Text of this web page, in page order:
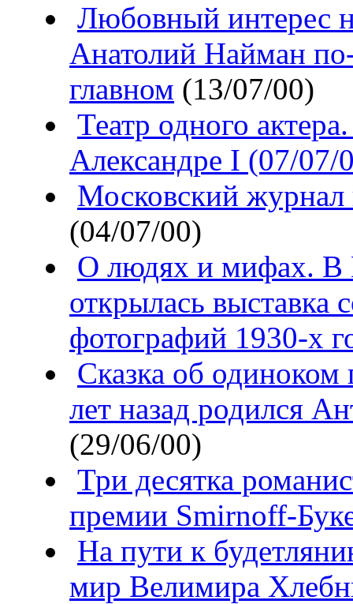
Любовный интерес
Анатолий Найман
главном (13/07/00)
Театр одного
Александре I (07/07/
Московский журнал
(04/07/00)
О людях и мифах. В
открылась выставка
фотографий 1930-х
Сказка об одиноком
лет назад родился
(29/06/00)
Три десятка
премии Smirnoff-
На пути к
мир Велимира